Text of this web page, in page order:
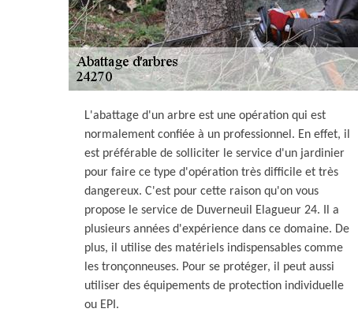
L'abattage d'un arbre est une opération qui est
normalement confiée à un professionnel. En effet, il
est préférable de solliciter le service d'un jardinier
pour faire ce type d'opération très difficile et très
dangereux. C'est pour cette raison qu'on vous
propose le service de Duverneuil Elagueur 24. Il a
plusieurs années d'expérience dans ce domaine. De
plus, il utilise des matériels indispensables comme
les tronçonneuses. Pour se protéger, il peut aussi
utiliser des équipements de protection individuelle
ou EPI.